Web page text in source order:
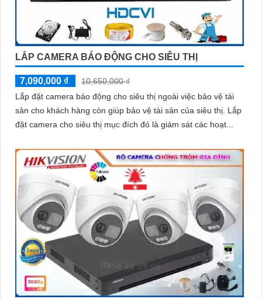
LẮP CAMERA BÁO ĐỘNG CHO SIÊU THỊ
7,090,000 ₫
10,650,000 ₫
Lắp đặt camera báo động cho siêu thị ngoài việc bảo vệ tài
sản cho khách hàng còn giúp bảo vệ tài sản của siêu thị. Lắp
đặt camera cho siêu thị mục đích đó là giám sát các hoạt...